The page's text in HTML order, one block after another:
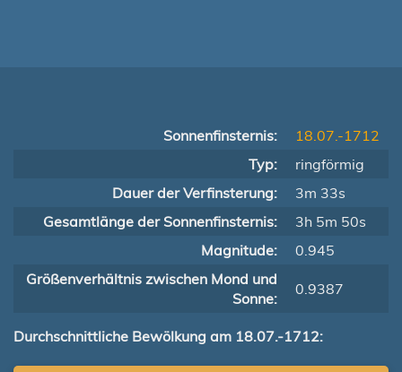
Sonnenfinsternis:
18.07.-1712
Typ:
ringförmig
Dauer der Verfinsterung:
3m 33s
Gesamtlänge der Sonnenfinsternis:
3h 5m 50s
Magnitude:
0.945
Größenverhältnis zwischen Mond und
Sonne:
0.9387
Durchschnittliche Bewölkung am 18.07.-1712: